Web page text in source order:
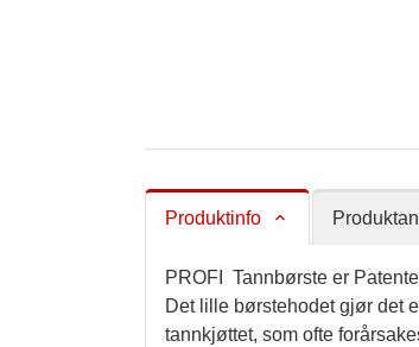
Produktinfo
PROFI Tannbørste er
Det lille børstehodet gjør det
tannkjøttet, som ofte